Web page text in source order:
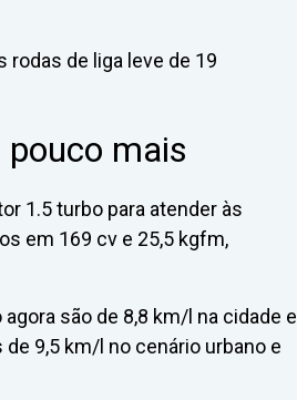
de liga leve de 19
mais
1.5 turbo para atender às
em 169 cv e 25,5 kgfm,
são de 8,8 km/l na cidade e
9,5 km/l no cenário urbano e